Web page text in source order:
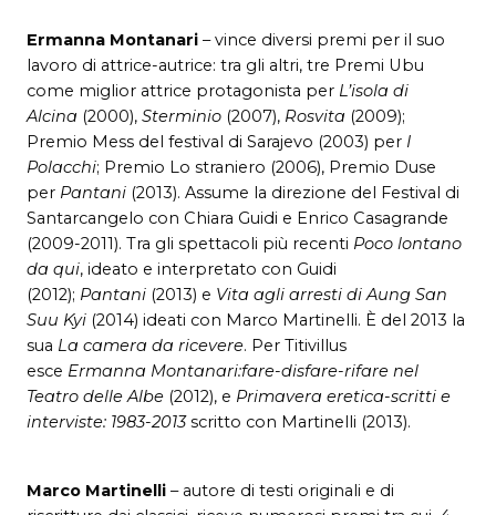
Ermanna Montanari – vince diversi premi per il suo
lavoro di attrice-autrice: tra gli altri, tre Premi Ubu
come miglior attrice protagonista per L’isola di
Alcina (2000), Sterminio (2007), Rosvita (2009);
Premio Mess del festival di Sarajevo (2003) per I
Polacchi; Premio Lo straniero (2006), Premio Duse
per Pantani (2013). Assume la direzione del Festival di
Santarcangelo con Chiara Guidi e Enrico Casagrande
(2009-2011). Tra gli spettacoli più recenti Poco lontano
da qui, ideato e interpretato con Guidi
(2012); Pantani (2013) e Vita agli arresti di Aung San
Suu Kyi (2014) ideati con Marco Martinelli. È del 2013 la
sua La camera da ricevere. Per Titivillus
esce Ermanna Montanari:fare-disfare-rifare nel
Teatro delle Albe (2012), e Primavera eretica-scritti e
interviste: 1983-2013scritto con Martinelli (2013).
Marco Martinelli – autore di testi originali e di